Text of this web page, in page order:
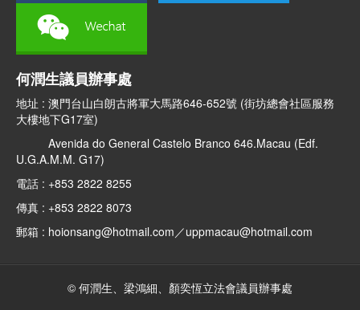
何潤生議員辦事處
地址 : 澳門台山白朗古將軍大馬路646-652號 (街坊總會社區服務
大樓地下G17室)
Avenida do General Castelo Branco 646.Macau (Edf.
U.G.A.M.M. G17)
電話 : +853 2822 8255
傳真 : +853 2822 8073
郵箱 : hoionsang@hotmail.com／uppmacau@hotmail.com
© 何潤生、梁鴻細、顏奕恆立法會議員辦事處